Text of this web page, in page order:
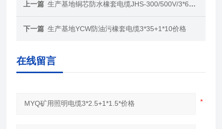
上一篇 生产基地铜芯防水橡套电缆JHS-300/500V/3*6+1*4价格
下一篇 生产基地YCW防油污橡套电缆3*35+1*10价格
在线留言